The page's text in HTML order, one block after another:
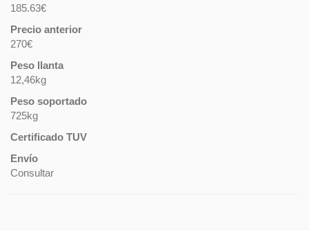
185.63€
Precio anterior
270€
Peso llanta
12,46kg
Peso soportado
725kg
Certificado TUV
Envío
Consultar